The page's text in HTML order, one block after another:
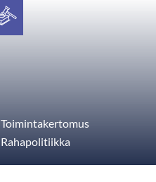
Toimintakertomus
Rahapolitiikka